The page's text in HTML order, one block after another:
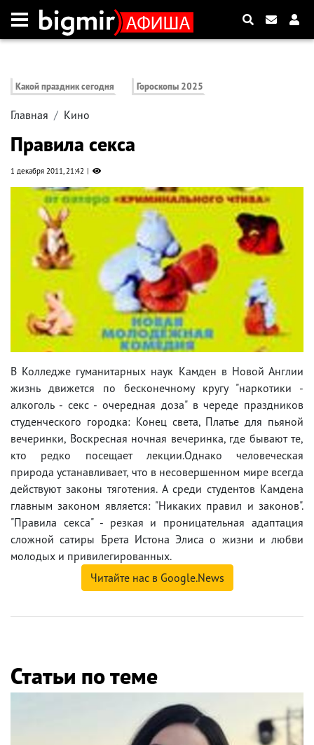
Какой праздник сегодня Гороскопы 2025
Главная Кино
Правила секса
1 декабря 2011, 21:42
В Колледже гуманитарных наук Камден в Новой Англии
жизнь движется по бесконечному кругу "наркотики -
алкоголь - секс - очередная доза" в череде праздников
студенческого городка: Конец света, Платье для пьяной
вечеринки, Воскресная ночная вечеринка, где бывают те,
кто редко посещает лекции.Однако человеческая
природа устанавливает, что в несовершенном мире всегда
действуют законы тяготения. А среди студентов Камдена
главным законом является: "Никаких правил и законов".
"Правила секса" - резкая и проницательная адаптация
сложной сатиры Брета Истона Элиса о жизни и любви
молодых и привилегированных.
Читайте нас в Google.News
Статьи по теме